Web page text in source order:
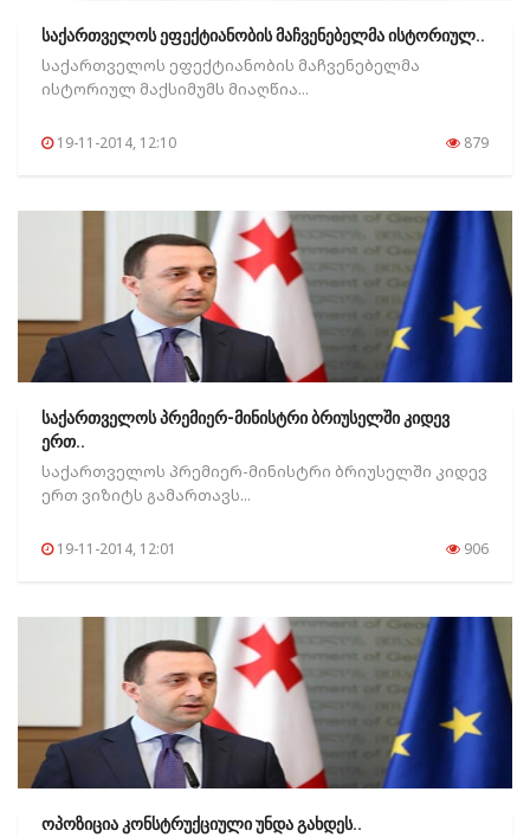
საქართველოს ეფექტიანობის მაჩვენებელმა ისტორიულ..
საქართველოს ეფექტიანობის მაჩვენებელმა
ისტორიულ მაქსიმუმს მიაღწია...
19-11-2014, 12:10 879
საქართველოს პრემიერ-მინისტრი ბრიუსელში კიდევ
ერთ..
საქართველოს პრემიერ-მინისტრი ბრიუსელში კიდევ
ერთ ვიზიტს გამართავს...
19-11-2014, 12:01 906
ოპოზიცია კონსტრუქციული უნდა გახდეს..